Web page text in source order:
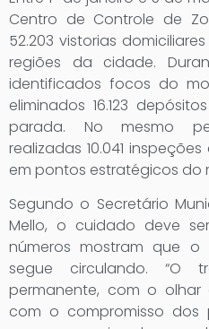
Centro de Controle de
52.203 vistorias
regiões da cidade.
identificados focos do
eliminados 16.123
parada. No mesmo
realizadas 10.041
em pontos estratégicos do
Segundo o Secretário
Mello, o cuidado deve
números mostram que o
segue circulando. “O
permanente, com o
com o compromisso dos